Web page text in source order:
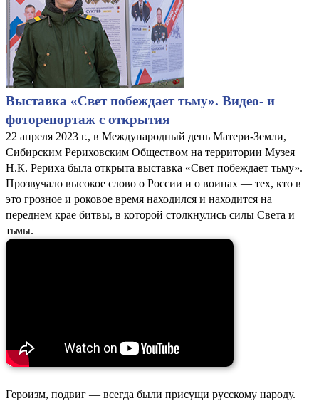
Выставка «Свет побеждает тьму». Видео- и
фоторепортаж с открытия
22 апреля 2023 г., в Международный день Матери-Земли,
Сибирским Рериховским Обществом на территории Музея
Н.К. Рериха была открыта выставка «Свет побеждает тьму».
Прозвучало высокое слово о России и о воинах — тех, кто в
это грозное и роковое время находился и находится на
переднем крае битвы, в которой столкнулись силы Света и
тьмы.
Героизм, подвиг — всегда были присущи русскому народу.